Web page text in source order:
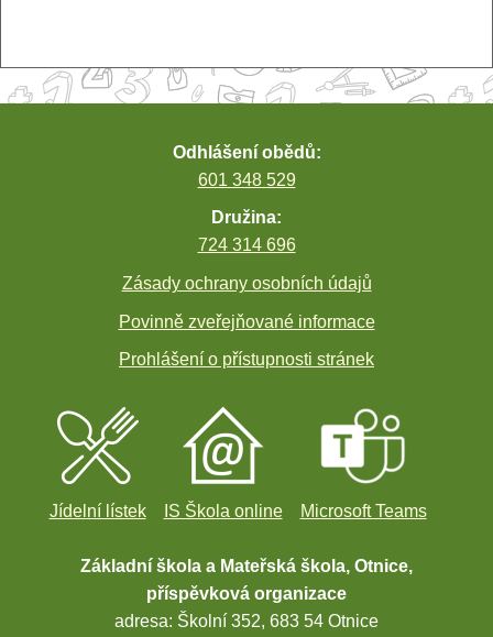
příspěvek
Odhlášení obědů:
601 348 529
Družina:
724 314 696
Zásady ochrany osobních údajů
Povinně zveřejňované informace
Prohlášení o přístupnosti stránek
Jídelní lístek IS Škola online Microsoft Teams
Základní škola a Mateřská škola, Otnice,
příspěvková organizace
adresa: Školní 352, 683 54 Otnice